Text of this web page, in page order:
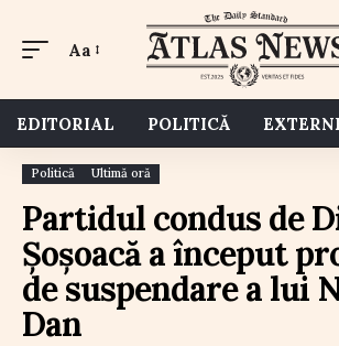
Aa
EDITORIAL POLITICĂ
Politică Ultimă oră
Partidul condus de
Șoșoacă a început
de suspendare a lui
Dan